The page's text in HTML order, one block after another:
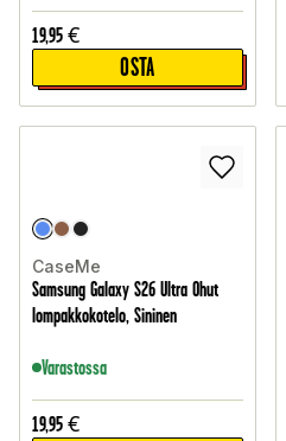
19,95 €
OSTA
CaseMe
Samsung Galaxy S26 Ultra Ohut
lompakkokotelo, Sininen
Varastossa
19,95 €